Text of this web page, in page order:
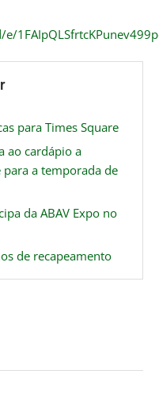
para Times Square
ao cardápio a
a temporada de
da ABAV Expo no
de recapeamento